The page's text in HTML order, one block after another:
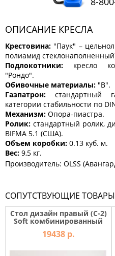
ОПИСАНИЕ КРЕСЛА
Крестовина: "Паук" –
полиамид
Подлокотники: кресло
"Рондо".
Обивочные материалы: "В".
Газпатрон: стандартный
категории стабильности по
Механизм: Опора-пиастра.
Ролик:стандартный ролик,
BIFMA 5.1 (США).
Объем коробки: 0.13 куб. м.
Вес: 9,5 кг.
Производитель: OLSS
СОПУТСТВУЮЩИЕ ТОВАРЫ
Стол дизайн правый (С-2)
Soft комбинированный
19438 р.
КОМОДЫ
СТОЛЫ
ТУАЛЕТНЫЕ
СТОЛИКИ
БАНКЕТКИ
И
ДИВАНЧИКИ
САДОВАЯ
МЕБЕЛЬ
ЗЕРКАЛА
ФАБРИКИ